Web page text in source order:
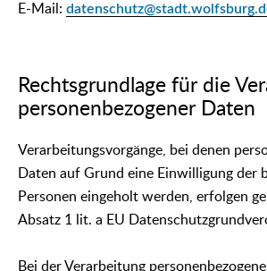
E-Mail:
Rechtsgrundlage für die
personenbezogener Daten
Verarbeitungsvorgänge, bei denen
Daten auf Grund eine Einwilligung der
Personen eingeholt werden, erfolgen
Absatz 1 lit. a EU
Bei der Verarbeitung